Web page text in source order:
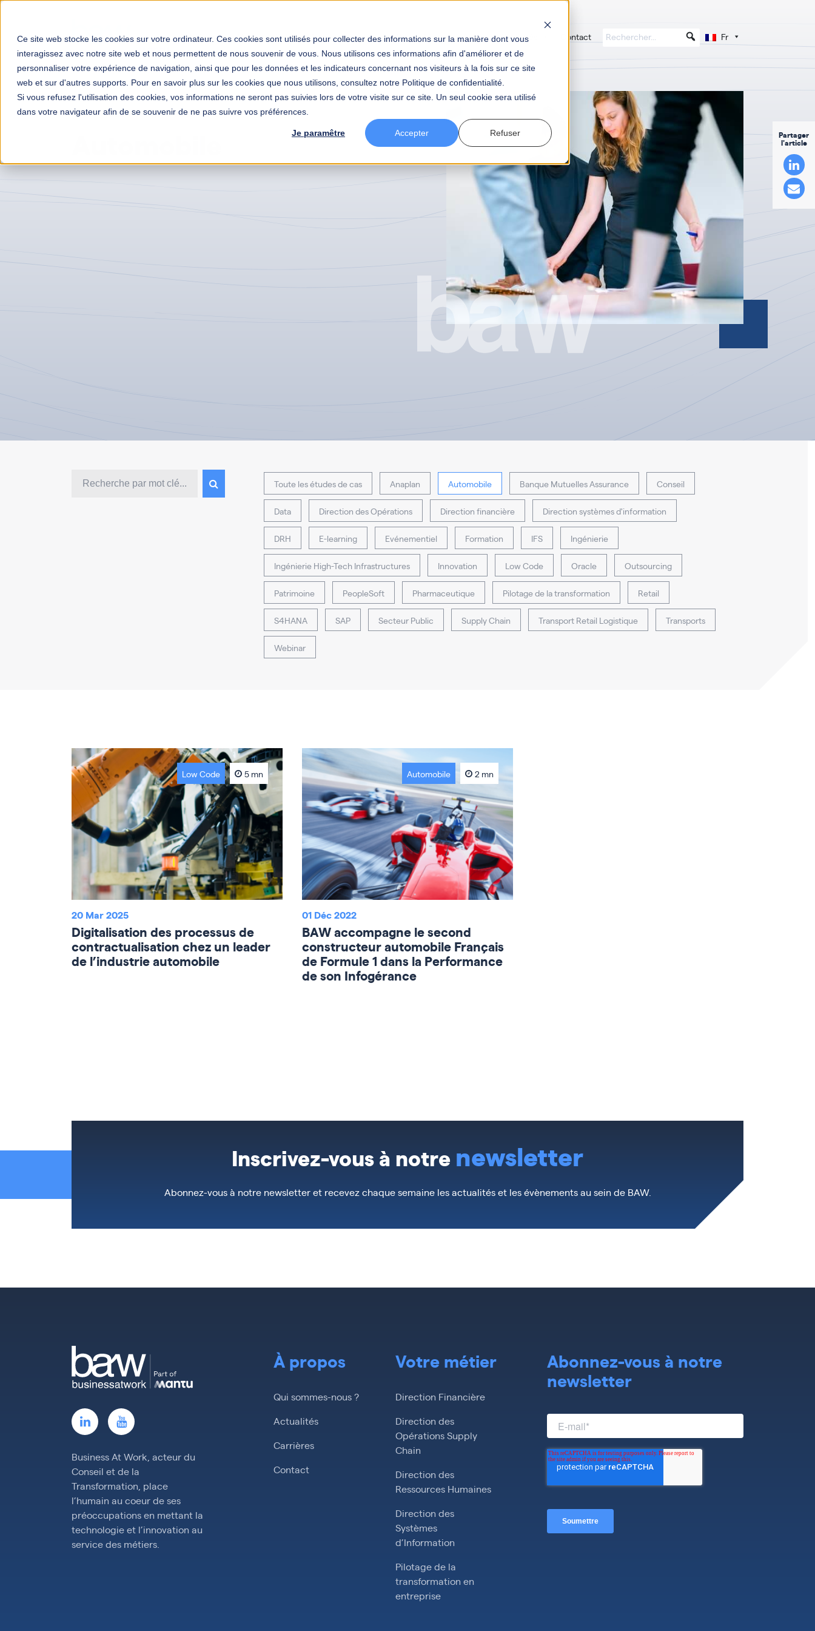
Ce site web stocke les cookies sur votre ordinateur. Ces cookies sont utilisés pour collecter des informations sur la manière dont vous
interagissez avec notre site web et nous permettent de nous souvenir de vous. Nous utilisons ces informations afin d'améliorer et de
personnaliser votre expérience de navigation, ainsi que pour les données et les indicateurs concernant nos visiteurs à la fois sur ce site
web et sur d'autres supports. Pour en savoir plus sur les cookies que nous utilisons, consultez notre Politique de confidentialité.
Si vous refusez l'utilisation des cookies, vos informations ne seront pas suivies lors de votre visite sur ce site. Un seul cookie sera utilisé
dans votre navigateur afin de se souvenir de ne pas suivre vos préférences.
Je paramêtre Accepter Refuser
Solutions Votre métier Votre secteur BAW Votre carrière Actualités Contact Fr
Transformation digitale entreprises
Études de cas
Archive de la catégorie "Automobile"
Toute les études de cas Anaplan Automobile Banque Mutuelles Assurance Conseil
Data Direction des Opérations Direction financière Direction systèmes d'information
DRH E-learning Evénementiel Formation IFS Ingénierie
Ingénierie High-Tech Infrastructures Innovation Low Code Oracle Outsourcing
Patrimoine PeopleSoft Pharmaceutique Pilotage de la transformation Retail
S4HANA SAP Secteur Public Supply Chain Transport Retail Logistique Transports
Webinar
Low Code 5 mn
20 Mar 2025
Digitalisation des processus de
contractualisation chez un leader
de l’industrie automobile
Automobile 2 mn
01 Déc 2022
BAW accompagne le second
constructeur automobile Français
de Formule 1 dans la Performance
de son Infogérance
Inscrivez-vous à notre newsletter
Abonnez-vous à notre newsletter et recevez chaque semaine les actualités et les évènements au sein de BAW.
Business At Work, acteur du
Conseil et de la
Transformation, place
l’humain au coeur de ses
préoccupations en mettant la
technologie et l’innovation au
service des métiers.
À propos
Qui sommes-nous ?
Actualités
Carrières
Contact
Votre métier
Direction Financière
Direction des
Opérations Supply
Chain
Direction des
Ressources Humaines
Direction des
Systèmes
d’Information
Pilotage de la
transformation en
entreprise
Abonnez-vous à notre
newsletter
Partager
l'article